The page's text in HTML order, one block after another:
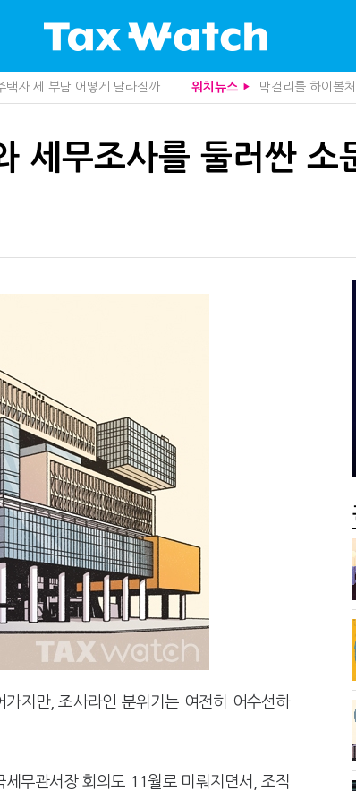
자 세 부담 어떻게 달라질까
정…243개 지방정부 분석
상속공제 개편 우려
린다"
른 '3가지 실수'
꺼낸 까닭
이 본다
에 포상금
실거주' 중심으로
국세청장
계 성패, 시간에 달렸다
기술…납세자가 꼭 볼 5가지
워치뉴스 ▶
막걸리를 하이볼
더존비즈온, 개발
중앙정부 돈으로
10년 실거주도
미국 301조 新관
수상한 업체 1분
세무조사를 둘러싼 소
지만, 조사라인 분위기는 여전히 어수선하
무관서장 회의도 11월로 미뤄지면서, 조직